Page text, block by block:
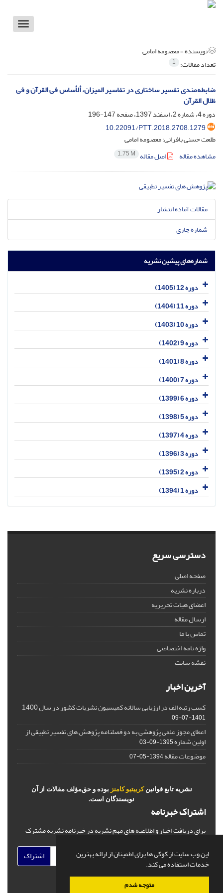
این وب سایت از کوکی ها برای اطمینان از ارائه بهترین
خدمات استفاده می کند.
متوجه شدم
Toggle
نویسنده =معصومه امامی
تعداد مقالات: 1
ضابطه‌مندی تفسیر ساختاری در تفاسیر المیزان، ألأساس فی القرآن و فی
ظلال القرآن
دوره 4، شماره 2، اسفند 1397، صفحه
147-196
10.22091/PTT.2018.2708.1279
طلعت حسنی بافرانی؛ معصومه امامی
مشاهده مقاله
اصل مقاله 1.75 M
مقالات آماده انتشار
شماره جاری
شماره‌های پیشین نشریه
دوره 12 (1405)
دوره 11 (1404)
دوره 10 (1403)
دوره 9 (1402)
دوره 8 (1401)
دوره 7 (1400)
دوره 6 (1399)
دوره 5 (1398)
دوره 4 (1397)
دوره 3 (1396)
دوره 2 (1395)
دوره 1 (1394)
دسترسی سریع
صفحه اصلی
درباره نشریه
اعضای هیات تحریریه
ارسال مقاله
تماس با ما
واژه نامه اختصاصی
نقشه سایت
آخرین اخبار
کسب رتبه الف در ارزیابی سالانه کمیسیون نشریات کشور در سال 1400
1401-07-09
اعطای مجوز علمی پژوهشی به دو فصلنامه پژوهش های تفسیر تطبیقی از
اولین شماره1395-09-03
موضوعات مقاله1394-05-07
نشریه تابع قوانین کرییتیو کامنز بوده و حق‌مؤلف مقالات از آن
نویسندگان است.
اشتراک خبرنامه
برای دریافت اخبار و اطلاعیه های مهم نشریه در خبرنامه نشریه مشترک
اشتراک